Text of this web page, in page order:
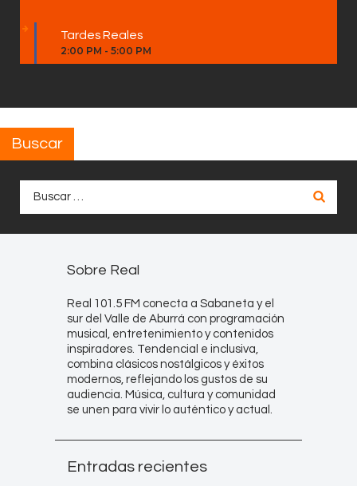
Tardes Reales
2:00 PM - 5:00 PM
Buscar
Sobre Real
Real 101.5 FM conecta a Sabaneta y el
sur del Valle de Aburrá con programación
musical, entretenimiento y contenidos
inspiradores. Tendencial e inclusiva,
combina clásicos nostálgicos y éxitos
modernos, reflejando los gustos de su
audiencia. Música, cultura y comunidad
se unen para vivir lo auténtico y actual.
Entradas recientes